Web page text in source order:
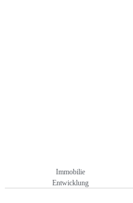
Immobilie
Entwicklung